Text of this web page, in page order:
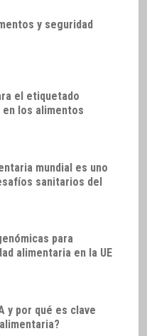
y seguridad
el etiquetado
en los alimentos
mundial es uno
sanitarios del
para
alimentaria en la UE
y por qué es clave